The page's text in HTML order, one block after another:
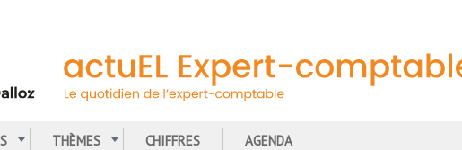
THÈMES CHIFFRES AGENDA